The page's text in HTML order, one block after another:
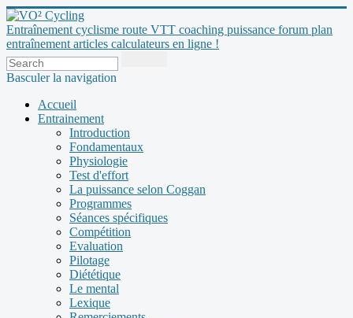
Entraînement cyclisme route VTT coaching puissance forum plan
entraînement articles calculateurs en ligne !
Basculer la navigation
Accueil
Entrainement
Introduction
Fondamentaux
Physiologie
Test d'effort
La puissance selon Coggan
Programmes
Séances spécifiques
Compétition
Evaluation
Pilotage
Diététique
Le mental
Lexique